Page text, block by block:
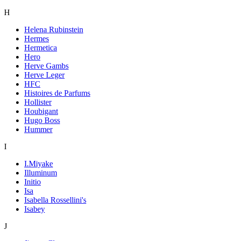
H
Helena Rubinstein
Hermes
Hermetica
Hero
Herve Gambs
Herve Leger
HFC
Histoires de Parfums
Hollister
Houbigant
Hugo Boss
Hummer
I
I.Miyake
Illuminum
Initio
Isa
Isabella Rossellini's
Isabey
J